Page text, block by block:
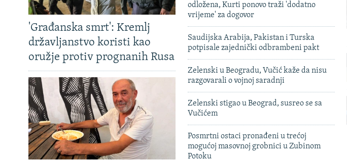
TRI DECENIJE OD RATA U BIH
SVE KARTE DEJTONA
NASTANAK I RASPAD JUGOSLAVIJE
'Građanska smrt': Kremlj
državljanstvo koristi kao
oružje protiv prognanih Rusa
odložena, Kurti ponovo traži 'dodatno
vrijeme' za dogovor
Saudijska Arabija, Pakistan i Turska
potpisale zajednički odbrambeni pakt
Zelenski u Beogradu, Vučić kaže da nisu
razgovarali o vojnoj saradnji
Zelenski stigao u Beograd, susreo se sa
Vučićem
Posmrtni ostaci pronađeni u trećoj
mogućoj masovnoj grobnici u Zubinom
Potoku